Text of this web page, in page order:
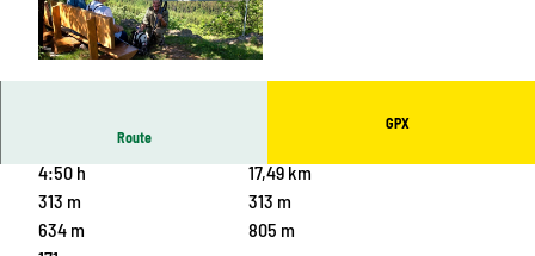
Route
GPX
4:50 h
17,49 km
313 m
313 m
634 m
805 m